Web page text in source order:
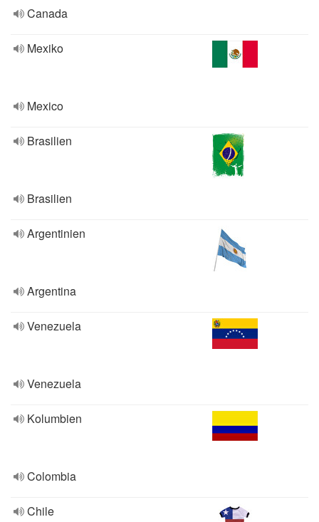
Canada
Mexiko
Mexico
Brasilien
Brasilien
Argentinien
Argentina
Venezuela
Venezuela
Kolumbien
Colombia
Chile